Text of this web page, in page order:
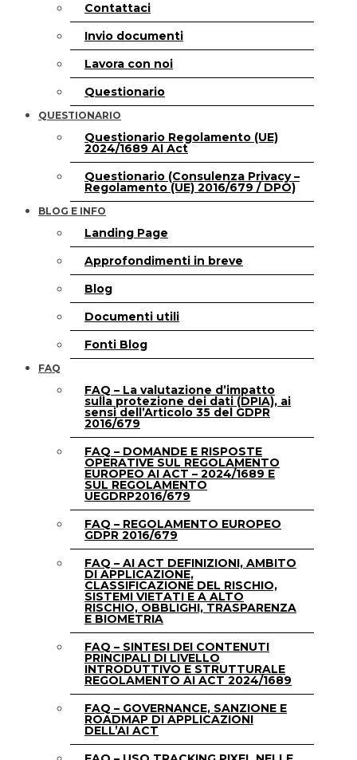
Contattaci
Invio documenti
Lavora con noi
Questionario
QUESTIONARIO
Questionario Regolamento (UE)
2024/1689 AI Act
Questionario (Consulenza Privacy –
Regolamento (UE) 2016/679 / DPO)
BLOG E INFO
Landing Page
Approfondimenti in breve
Blog
Documenti utili
Fonti Blog
FAQ
FAQ – La valutazione d’impatto
sulla protezione dei dati (DPIA), ai
sensi dell’Articolo 35 del GDPR
2016/679
FAQ – DOMANDE E RISPOSTE
OPERATIVE SUL REGOLAMENTO
EUROPEO AI ACT – 2024/1689 E
SUL REGOLAMENTO
UEGDRP2016/679
FAQ – REGOLAMENTO EUROPEO
GDPR 2016/679
FAQ – AI ACT DEFINIZIONI, AMBITO
DI APPLICAZIONE,
CLASSIFICAZIONE DEL RISCHIO,
SISTEMI VIETATI E A ALTO
RISCHIO, OBBLIGHI, TRASPARENZA
E BIOMETRIA
FAQ – SINTESI DEI CONTENUTI
PRINCIPALI DI LIVELLO
INTRODUTTIVO E STRUTTURALE
REGOLAMENTO AI ACT 2024/1689
FAQ – GOVERNANCE, SANZIONE E
ROADMAP DI APPLICAZIONI
DELL’AI ACT